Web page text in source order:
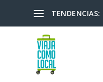
TENDENCIAS: